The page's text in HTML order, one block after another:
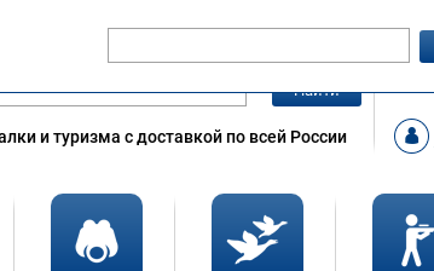
Найти
и туризма с доставкой по всей России